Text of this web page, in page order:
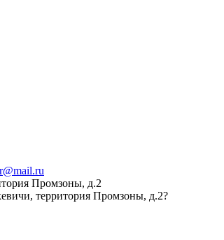
Промзоны, д.2
территория Промзоны, д.2?